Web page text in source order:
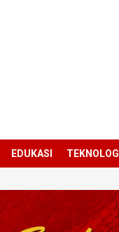
EDUKASI TEKNOLOGI